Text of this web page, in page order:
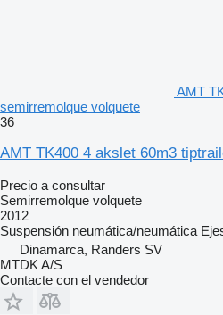
AMT
semirremolque volquete
36
AMT TK400 4 akslet 60m3
Precio a consultar
Semirremolque volquete
2012
Suspensión neumática/neumática
Dinamarca, Randers SV
MTDK A/S
Contacte con el vendedor